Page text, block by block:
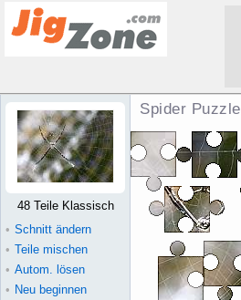
Spider Puzzle
48 Teile Klassisch
• Schnitt ändern
• Teile mischen
• Autom. lösen
• Neu beginnen